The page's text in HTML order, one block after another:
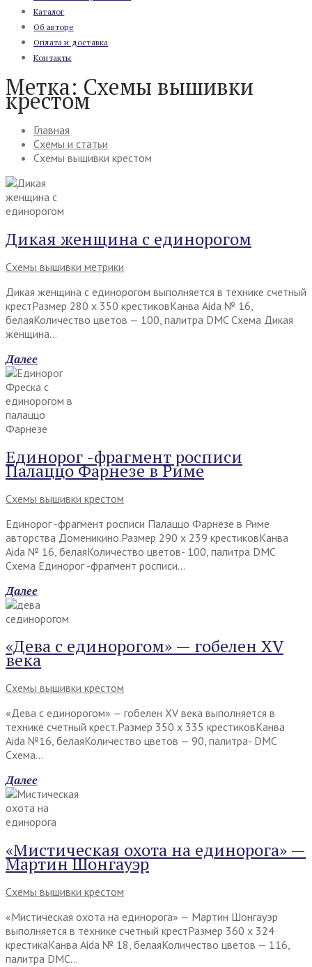
Каталог
Об авторе
Оплата и доставка
Контакты
Метка: Схемы вышивки
крестом
Главная
Схемы и статьи
Схемы вышивки крестом
Дикая женщина с единорогом
Схемы вышивки метрики
Дикая женщина с единорогом выполняется в технике счетный
крестРазмер 280 х 350 крестиковКанва Aida № 16,
белаяКоличество цветов — 100, палитра DMC Схема Дикая
женщина…
Далее
Единорог -фрагмент росписи
Палаццо Фарнезе в Риме
Схемы вышивки крестом
Единорог -фрагмент росписи Палаццо Фарнезе в Риме
авторства Доменикино.Размер 290 х 239 крестиковКанва
Aida № 16, белаяКоличество цветов- 100, палитра DMC
Схема Единорог -фрагмент росписи…
Далее
«Дева с единорогом» — гобелен XV
века
Схемы вышивки крестом
«Дева с единорогом» — гобелен XV века выполняется в
технике счетный крест.Размер 350 х 335 крестиковКанва
Aida №16, белаяКоличество цветов — 90, палитра- DMC
Схема…
Далее
«Мистическая охота на единорога» —
Мартин Шонгауэр
Схемы вышивки крестом
«Мистическая охота на единорога» — Мартин Шонгауэр
выполняется в технике счетный крестРазмер 360 х 324
крестикаКанва Aida № 18, белаяКоличество цветов — 116,
палитра DMC…